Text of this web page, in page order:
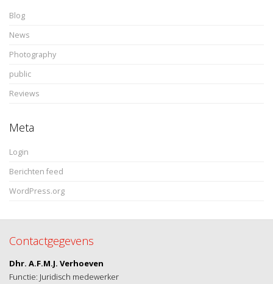
Blog
News
Photography
public
Reviews
Meta
Login
Berichten feed
WordPress.org
Contactgegevens
Dhr. A.F.M.J. Verhoeven
Functie: Juridisch medewerker